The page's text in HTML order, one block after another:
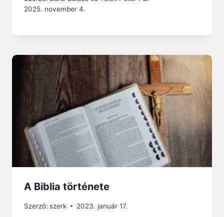
2025. november 4.
A Biblia története
Szerző: szerk 2023. január 17.